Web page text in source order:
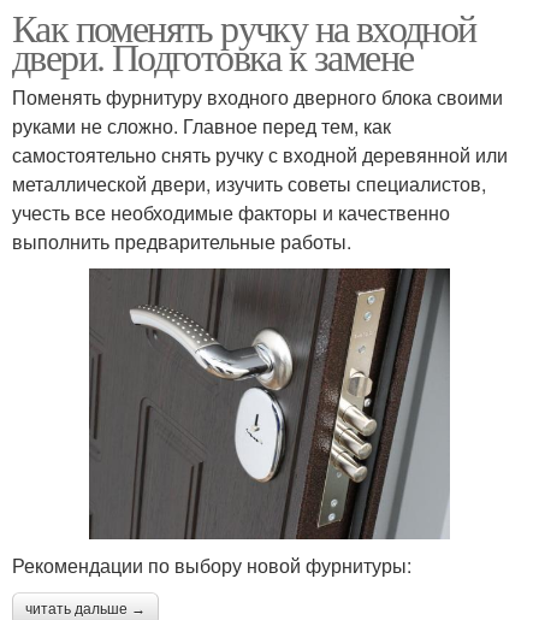
Как поменять ручку на входной
двери. Подготовка к замене
Поменять фурнитуру входного дверного блока своими
руками не сложно. Главное перед тем, как
самостоятельно снять ручку с входной деревянной или
металлической двери, изучить советы специалистов,
учесть все необходимые факторы и качественно
выполнить предварительные работы.
Рекомендации по выбору новой фурнитуры:
читать дальше →